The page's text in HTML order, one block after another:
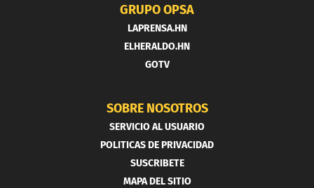
GRUPO OPSA
LAPRENSA.HN
ELHERALDO.HN
GOTV
SOBRE NOSOTROS
SERVICIO AL USUARIO
POLITICAS DE PRIVACIDAD
SUSCRIBETE
MAPA DEL SITIO